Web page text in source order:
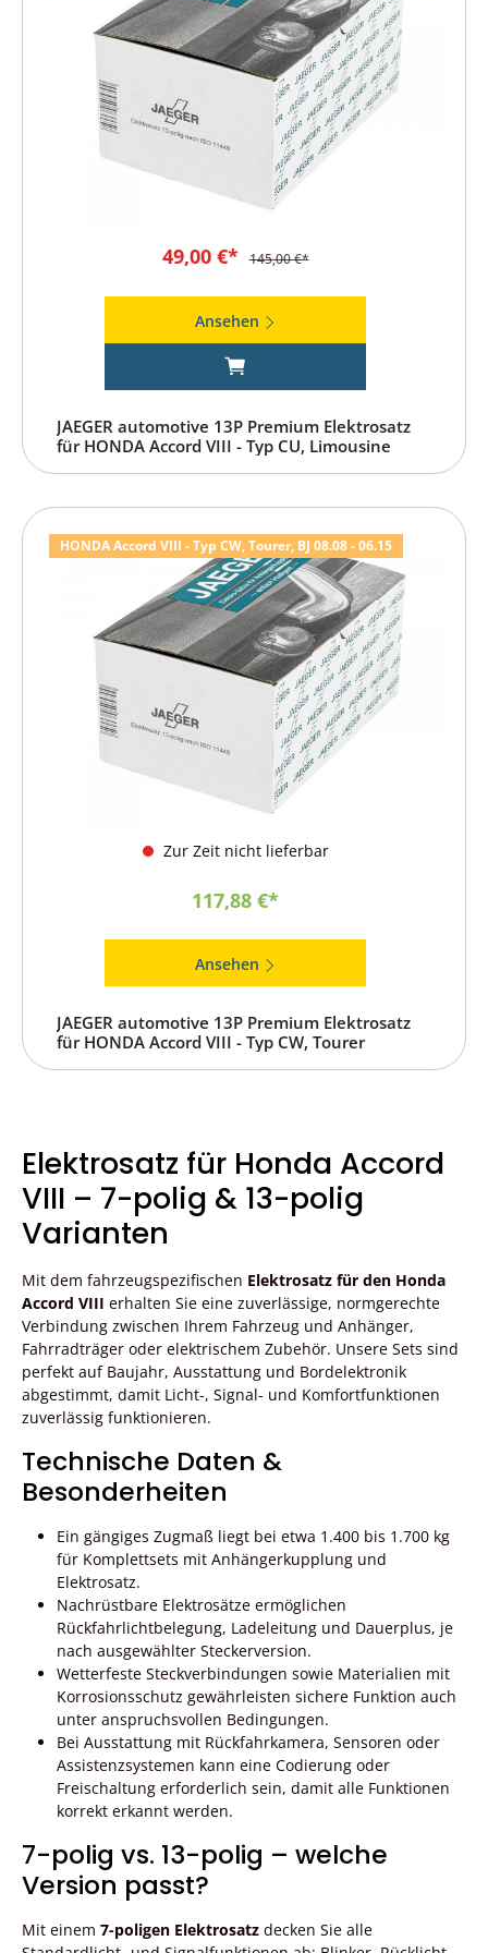
49,00 €* 145,00 €*
Ansehen
JAEGER automotive 13P Premium Elektrosatz
für HONDA Accord VIII - Typ CU, Limousine
HONDA Accord VIII - Typ CW, Tourer, BJ 08.08 - 06.15
Zur Zeit nicht lieferbar
117,88 €*
Ansehen
JAEGER automotive 13P Premium Elektrosatz
für HONDA Accord VIII - Typ CW, Tourer
Elektrosatz für Honda Accord
VIII – 7-polig & 13-polig
Varianten
Mit dem fahrzeugspezifischen Elektrosatz für den Honda
Accord VIII erhalten Sie eine zuverlässige, normgerechte
Verbindung zwischen Ihrem Fahrzeug und Anhänger,
Fahrradträger oder elektrischem Zubehör. Unsere Sets sind
perfekt auf Baujahr, Ausstattung und Bordelektronik
abgestimmt, damit Licht-, Signal- und Komfortfunktionen
zuverlässig funktionieren.
Technische Daten &
Besonderheiten
Ein gängiges Zugmaß liegt bei etwa 1.400 bis 1.700 kg
für Komplettsets mit Anhängerkupplung und
Elektrosatz.
Nachrüstbare Elektrosätze ermöglichen
Rückfahrlichtbelegung, Ladeleitung und Dauerplus, je
nach ausgewählter Steckerversion.
Wetterfeste Steckverbindungen sowie Materialien mit
Korrosionsschutz gewährleisten sichere Funktion auch
unter anspruchsvollen Bedingungen.
Bei Ausstattung mit Rückfahrkamera, Sensoren oder
Assistenzsystemen kann eine Codierung oder
Freischaltung erforderlich sein, damit alle Funktionen
korrekt erkannt werden.
7-polig vs. 13-polig – welche
Version passt?
Mit einem 7-poligen Elektrosatz decken Sie alle